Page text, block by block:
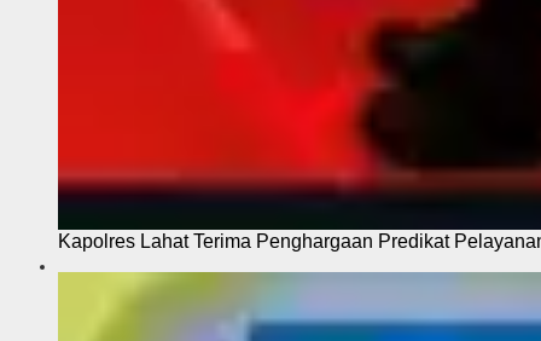
Kapolres Lahat Terima Penghargaan Predikat